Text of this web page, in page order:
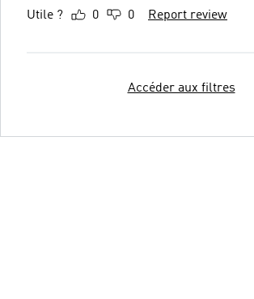
Utile ? 0 0 Report review
Accéder aux filtres